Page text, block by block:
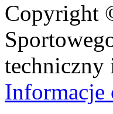
Copyright
techniczny
Informacje